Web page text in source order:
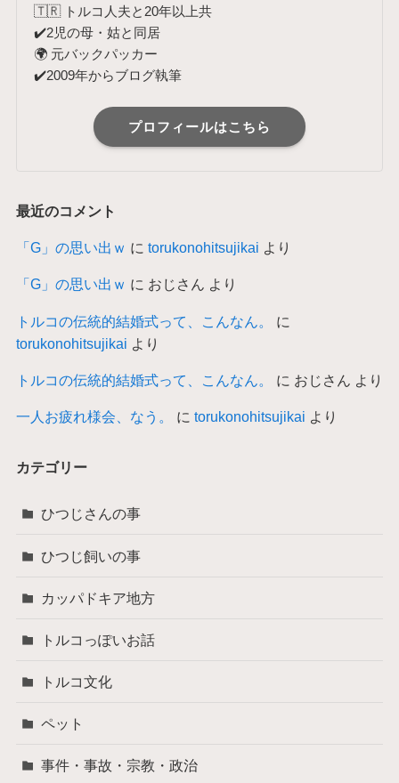
🇹🇷 トルコ人夫と20年以上共
✔️2児の母・姑と同居
🌍 元バックパッカー
✔️2009年からブログ執筆
プロフィールはこちら
最近のコメント
「G」の思い出ｗ に torukonohitsujikai より
「G」の思い出ｗ に おじさん より
トルコの伝統的結婚式って、こんなん。
に
torukonohitsujikai より
トルコの伝統的結婚式って、こんなん。 に おじさん より
一人お疲れ様会、なう。 に torukonohitsujikai より
カテゴリー
ひつじさんの事
ひつじ飼いの事
カッパドキア地方
トルコっぽいお話
トルコ文化
ペット
事件・事故・宗教・政治